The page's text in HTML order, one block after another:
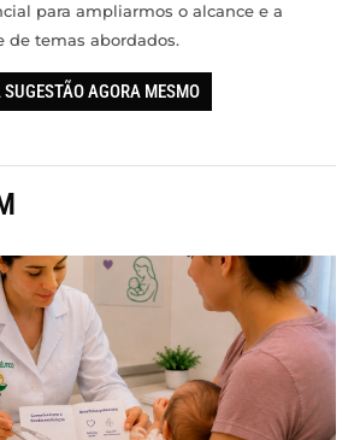
para ampliarmos o alcance e a
de temas abordados.
AGORA MESMO